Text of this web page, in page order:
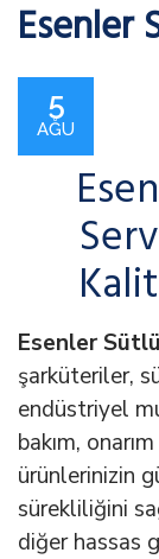
Esenler
5
AĞU
Esenler
şarküteriler,
endüstriyel
bakım,
ürünlerinizin
sürekliliğini
diğer hassas